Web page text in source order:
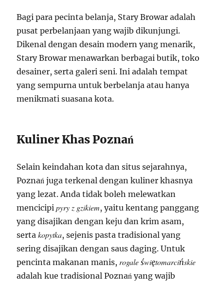
Bagi para pecinta belanja, Stary Browar adalah
pusat perbelanjaan yang wajib dikunjungi.
Dikenal dengan desain modern yang menarik,
Stary Browar menawarkan berbagai butik, toko
desainer, serta galeri seni. Ini adalah tempat
yang sempurna untuk berbelanja atau hanya
menikmati suasana kota.
Kuliner Khas Poznań
Selain keindahan kota dan situs sejarahnya,
Poznań juga terkenal dengan kuliner khasnya
yang lezat. Anda tidak boleh melewatkan
mencicipipyry z gzikiem, yaitu kentang panggang
yang disajikan dengan keju dan krim asam,
sertakopytka, sejenis pasta tradisional yang
sering disajikan dengan saus daging. Untuk
pencinta makanan manis,rogale świętomarcińskie
adalah kue tradisional Poznań yang wajib